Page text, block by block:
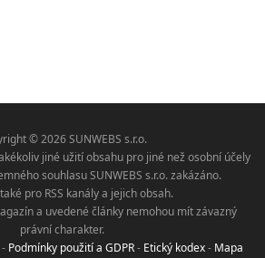
© 2026 SUNWEBS s.r.o.
jiné užití obsahu pro jiné než osobní účely
souhlasu SUNWEBS s.r.o. zakázáno.
pro RSS kanály a jejich obsah.
a uvedené články nemohou mít závazný
právní charakter.
- Podmínky použití a GDPR- Etický kodex- Mapa